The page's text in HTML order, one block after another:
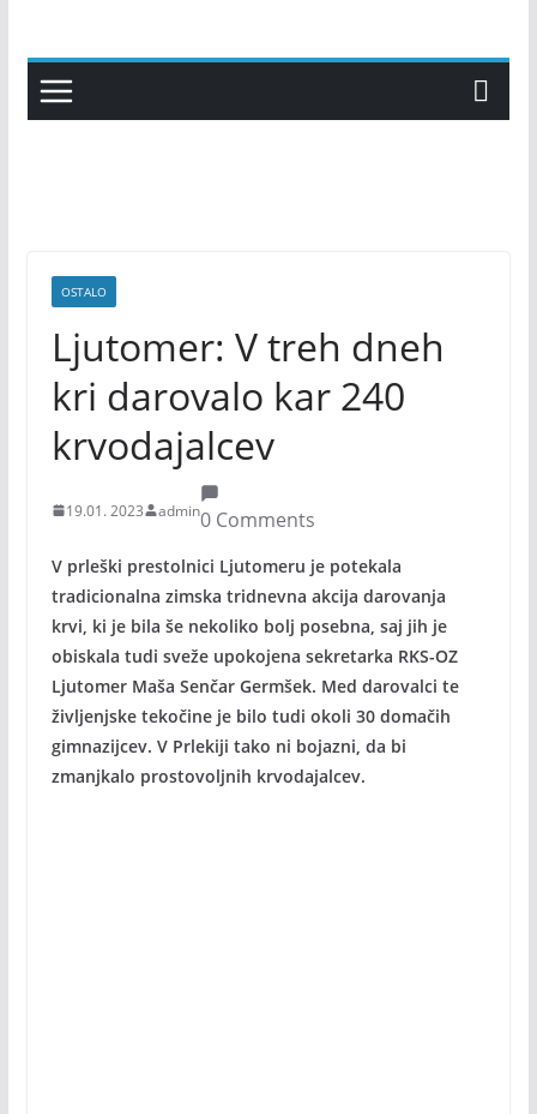
content
OSTALO
Ljutomer: V treh dneh
kri darovalo kar 240
krvodajalcev
19.01. 2023 admin0 Comments
V prleški prestolnici Ljutomeru je potekala
tradicionalna zimska tridnevna akcija darovanja
krvi, ki je bila še nekoliko bolj posebna, saj jih je
obiskala tudi sveže upokojena sekretarka RKS-OZ
Ljutomer Maša Senčar Germšek. Med darovalci te
življenjske tekočine je bilo tudi okoli 30 domačih
gimnazijcev. V Prlekiji tako ni bojazni, da bi
zmanjkalo prostovoljnih krvodajalcev.